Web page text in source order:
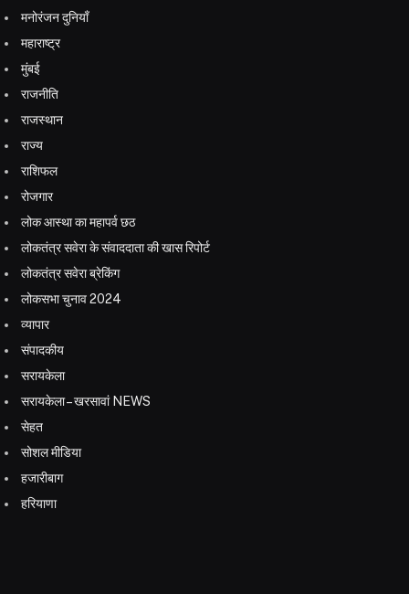
मनोरंजन दुनियाँ
महाराष्ट्र
मुंबई
राजनीति
राजस्थान
राज्य
राशिफल
रोजगार
लोक आस्था का महापर्व छठ
लोकतंत्र सवेरा के संवाददाता की खास रिपोर्ट
लोकतंत्र सवेरा ब्रेकिंग
लोकसभा चुनाव 2024
व्यापार
संपादकीय
सरायकेला
सरायकेला – खरसावां NEWS
सेहत
सोशल मीडिया
हजारीबाग
हरियाणा